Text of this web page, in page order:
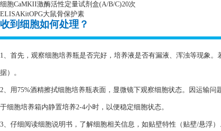
细胞CaMKII激酶活性定量试剂盒(A/B/C)20次
ELISAKitOPG大鼠骨保护素
收到细胞如何处理？
1、首先，观察细胞培养瓶是否完好，培养液是否有漏液、浑浊等现象
据）。
2、用75%酒精擦拭细胞培养瓶表面，显微镜下观察细胞状态。因运输
于细胞培养箱内静置培养2-4小时，以便稳定细胞状态。
3、仔细阅读细胞说明书，了解细胞相关信息，如贴壁特性（贴壁/悬浮